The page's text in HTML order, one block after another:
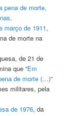
pena de morte,
.
março de 1911,
de morte na
de 21 de
que “Em
de morte (…)“
militares, pela
de 1976, da